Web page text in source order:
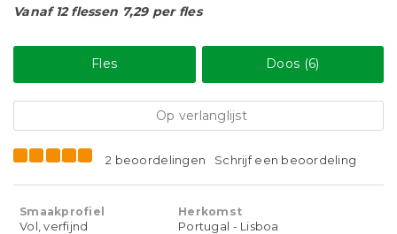
Vanaf 12 flessen 7,29 per fles
Fles Doos (6)
Op verlanglijst
2 beoordelingen Schrijf een beoordeling
Smaakprofiel
Vol, verfijnd
Herkomst
Portugal - Lisboa